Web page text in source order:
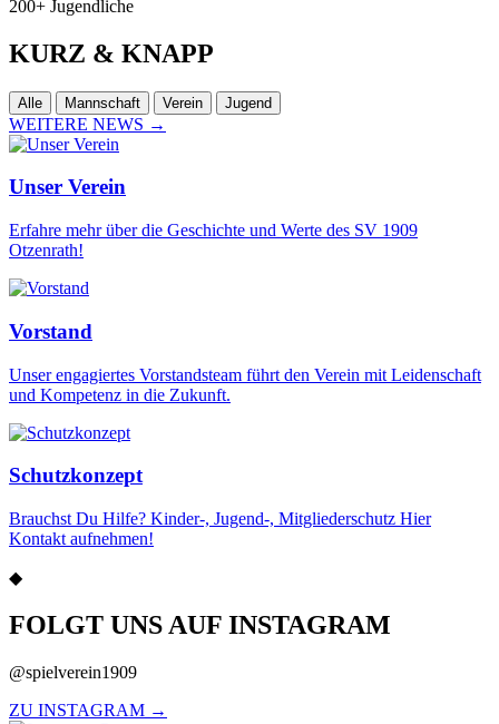
200+ Jugendliche
KURZ & KNAPP
Alle Mannschaft Verein Jugend
WEITERE NEWS →
Unser Verein
Erfahre mehr über die Geschichte und Werte des SV 1909
Otzenrath!
Vorstand
Unser engagiertes Vorstandsteam führt den Verein mit Leidenschaft
und Kompetenz in die Zukunft.
Schutzkonzept
Brauchst Du Hilfe? Kinder-, Jugend-, Mitgliederschutz Hier
Kontakt aufnehmen!
◆
FOLGT UNS AUF INSTAGRAM
@spielverein1909
ZU INSTAGRAM →